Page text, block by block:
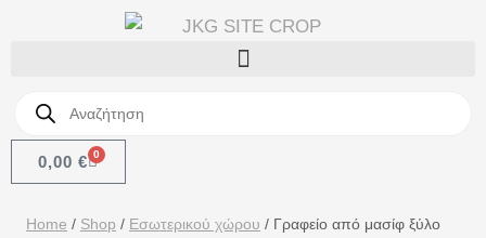
0,00 € 0
Home / Shop / Εσωτερικού χώρου / Γραφείο από μασίφ ξύλο